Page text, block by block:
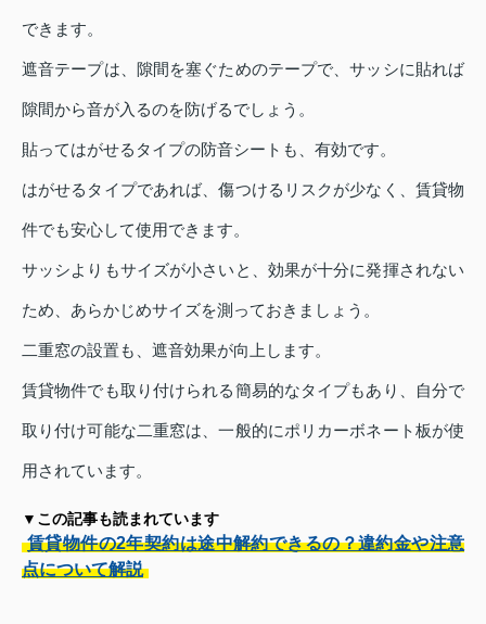
できます。
遮音テープは、隙間を塞ぐためのテープで、サッシに貼れば
隙間から音が入るのを防げるでしょう。
貼ってはがせるタイプの防音シートも、有効です。
はがせるタイプであれば、傷つけるリスクが少なく、賃貸物
件でも安心して使用できます。
サッシよりもサイズが小さいと、効果が十分に発揮されない
ため、あらかじめサイズを測っておきましょう。
二重窓の設置も、遮音効果が向上します。
賃貸物件でも取り付けられる簡易的なタイプもあり、自分で
取り付け可能な二重窓は、一般的にポリカーボネート板が使
用されています。
▼この記事も読まれています
賃貸物件の2年契約は途中解約できるの？違約金や注意
点について解説